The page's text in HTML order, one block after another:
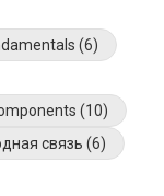
(6)
(10)
связь (6)